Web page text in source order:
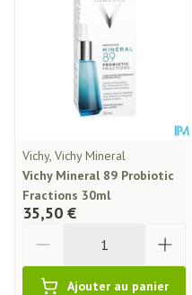
Vichy, Vichy Mineral
Vichy Mineral 89 Probiotic
Fractions 30ml
35,50 €
Ajouter au panier